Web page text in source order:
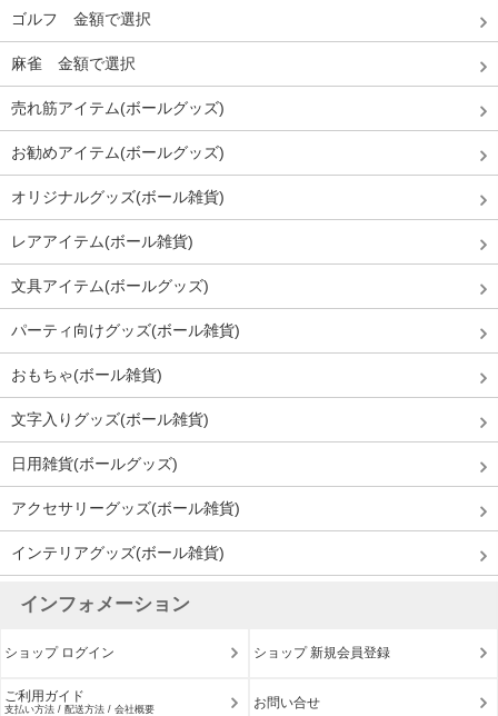
ゴルフ 金額で選択
麻雀 金額で選択
売れ筋アイテム(ボールグッズ)
お勧めアイテム(ボールグッズ)
オリジナルグッズ(ボール雑貨)
レアアイテム(ボール雑貨)
文具アイテム(ボールグッズ)
パーティ向けグッズ(ボール雑貨)
おもちゃ(ボール雑貨)
文字入りグッズ(ボール雑貨)
日用雑貨(ボールグッズ)
アクセサリーグッズ(ボール雑貨)
インテリアグッズ(ボール雑貨)
インフォメーション
ショップ ログイン ショップ 新規会員登録
ご利用ガイド
支払い方法 / 配送方法 / 会社概要 お問い合せ